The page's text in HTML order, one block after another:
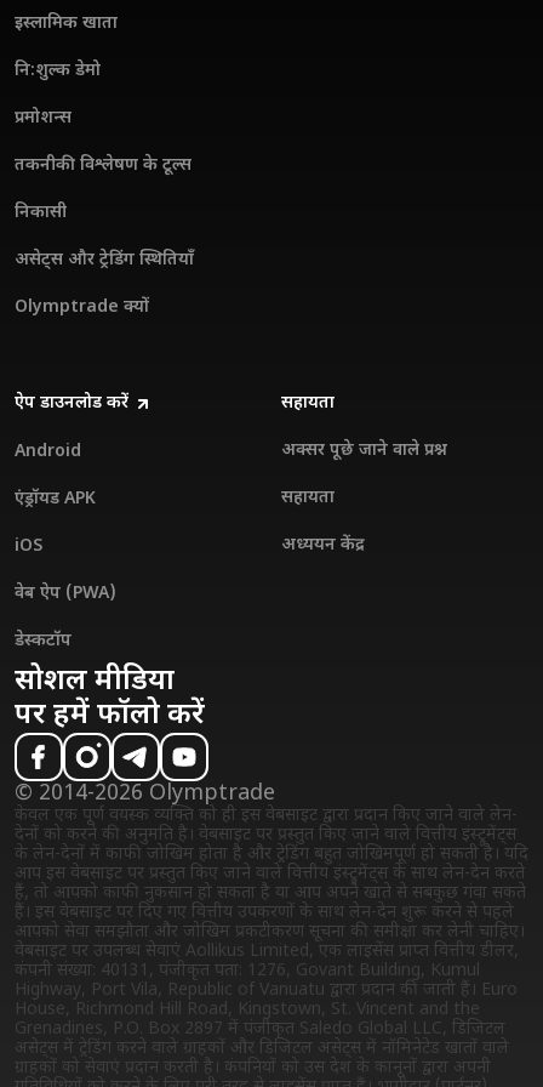
इस्लामिक खाता
नि:शुल्क डेमो
प्रमोशन्स
तकनीकी विश्लेषण के टूल्स
निकासी
असेट्स और ट्रेडिंग स्थितियाँ
Olymptrade क्यों
ऐप डाउनलोड करें
Android
एंड्रॉयड APK
iOS
वेब ऐप (PWA)
डेस्कटॉप
सहायता
अक्सर पूछे जाने वाले प्रश्न
सहायता
अध्ययन केंद्र
सोशल मीडिया
पर हमें फॉलो करें
© 2014-2026 Olymptrade
केवल एक पूर्ण वयस्क व्यक्ति को ही इस वेबसाइट द्वारा प्रदान किए जाने वाले लेन-
देनों को करने की अनुमति है। वेबसाइट पर प्रस्तुत किए जाने वाले वित्तीय इंस्ट्रुमेंट्स
के लेन-देनों में काफी जोखिम होता है और ट्रेडिंग बहुत जोखिमपूर्ण हो सकती है। यदि
आप इस वेबसाइट पर प्रस्तुत किए जाने वाले वित्तीय इंस्ट्रुमेंट्स के साथ लेन-देन करते
हैं, तो आपको काफी नुकसान हो सकता है या आप अपने खाते से सबकुछ गंवा सकते
हैं। इस वेबसाइट पर दिए गए वित्तीय उपकरणों के साथ लेन-देन शुरू करने से पहले
आपको सेवा समझौता और जोखिम प्रकटीकरण सूचना की समीक्षा कर लेनी चाहिए।
वेबसाइट पर उपलब्ध सेवाएं Aollikus Limited, एक लाइसेंस प्राप्त वित्तीय डीलर,
कंपनी संख्या: 40131, पंजीकृत पता: 1276, Govant Building, Kumul
Highway, Port Vila, Republic of Vanuatu द्वारा प्रदान की जाती हैं। Euro
House, Richmond Hill Road, Kingstown, St. Vincent and the
Grenadines, P.O. Box 2897 में पंजीकृत Saledo Global LLC, डिजिटल
असेट्स में ट्रेडिंग करने वाले ग्राहकों और डिजिटल असेट्स में नॉमिनेटेड खातों वाले
ग्राहकों को सेवाएं प्रदान करती है। कंपनियों को उस देश के कानूनों द्वारा अपनी